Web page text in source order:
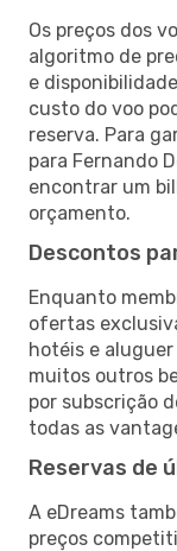
Os preços dos
algoritmo de
e
custo do voo
reserva. Para
para Fernando
encontrar um
orçamento.
Descontos
Enquanto
ofertas
hotéis e
muitos outros
por subscrição
todas as
Reservas de
A eDreams
preços